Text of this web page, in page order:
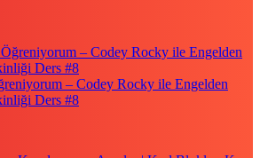
– Codey Rocky ile Engelden
Ders #8